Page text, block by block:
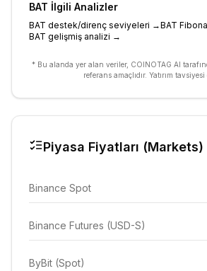
BAT İlgili Analizler
BAT destek/direnç seviyeleri →BAT
BAT gelişmiş analizi →
* Bu alanda yer alan veriler, COINOTAG AI
referans amaçlıdır. Yatırım
Piyasa Fiyatları (Markets)
Binance Spot
Binance Futures (USD-S)
ByBit (Spot)